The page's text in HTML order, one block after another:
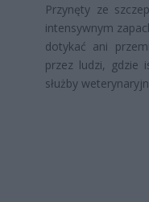
Przynęty ze
intensywnym
dotykać ani
przez ludzi, gdzie
służby